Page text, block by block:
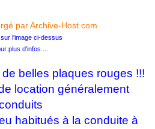
l'image ci-dessus
plus d'infos ...
belles plaques rouges !!!
location généralement
habitués à la conduite à